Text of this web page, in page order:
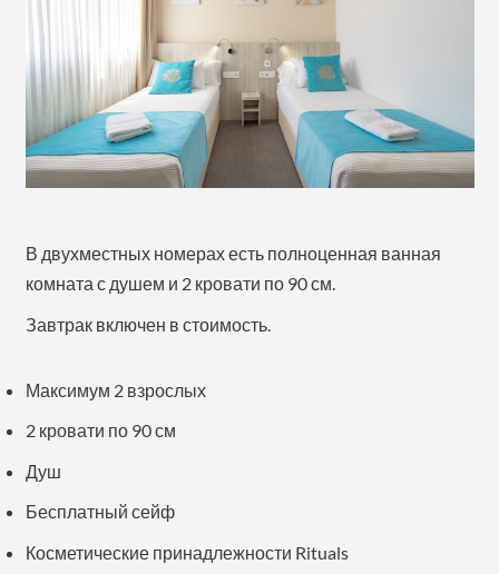
В двухместных номерах есть полноценная ванная
комната с душем и 2 кровати по 90 см.
Завтрак включен в стоимость.
Максимум 2 взрослых
2 кровати по 90 см
Душ
Бесплатный сейф
Косметические принадлежности Rituals